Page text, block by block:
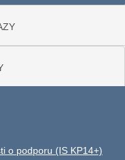
o podporu (IS KP14+)